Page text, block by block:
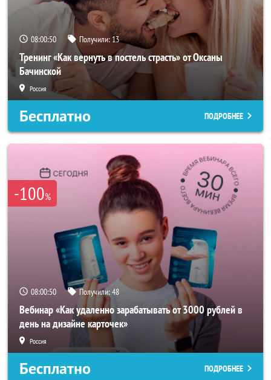
08:00:48 Получили: 13
Тренинг «Как вернуть в постель страсть» от Оксаны
Бачинской
Россия
Бесплатно ПОДРОБНЕЕ
-100%
08:00:48 Получили:48
Вебинар «Как удаленно зарабатывать от 3000 рублей в
день на дизайне карточек»
Россия
Бесплатно ПОДРОБНЕЕ